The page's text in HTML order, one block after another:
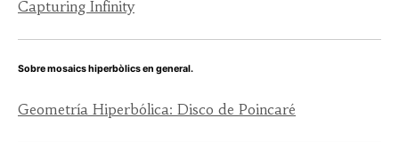
Capturing Infinity
Sobre mosaics hiperbòlics en general.
Geometría Hiperbólica: Disco de Poincaré